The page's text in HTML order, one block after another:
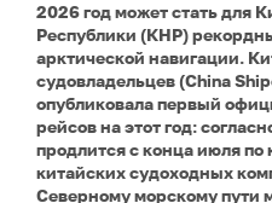
2026 год может стать для
Республики (КНР)
арктической навигации.
судовладельцев (China
опубликовала первый
рейсов на этот год:
продлится с конца июля по
китайских судоходных
Северному морскому пути